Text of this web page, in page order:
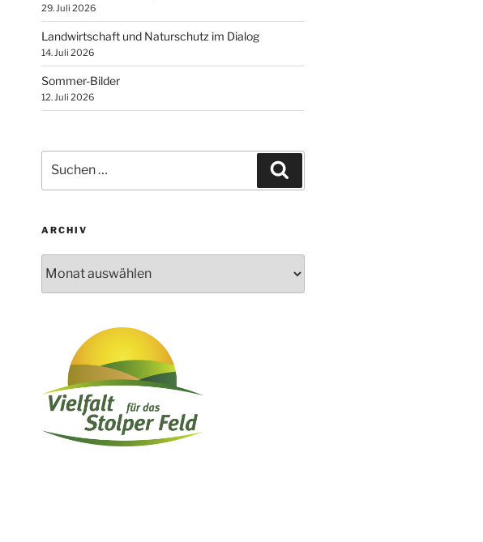
29. Juli 2026
Landwirtschaft und Naturschutz im Dialog
14. Juli 2026
Sommer-Bilder
12. Juli 2026
nach:
ARCHIV